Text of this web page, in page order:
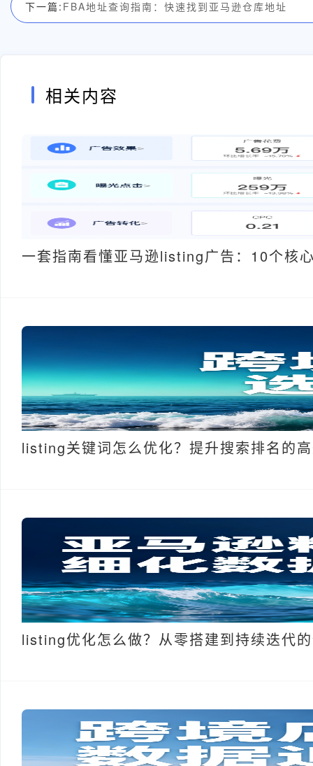
下一篇: FBA地址查询指南：快速找到亚马逊仓库地址
相关内容
一套指南看懂亚马逊listing广告：10个核
listing关键词怎么优化？提升搜索排名的
listing优化怎么做？从零搭建到持续迭代